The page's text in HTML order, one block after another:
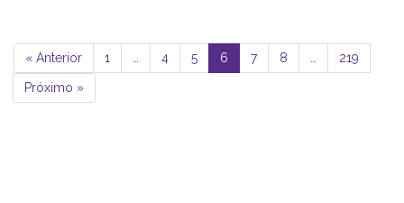
« Anterior 1 … 4 5 6 7 8 … 219
Próximo »